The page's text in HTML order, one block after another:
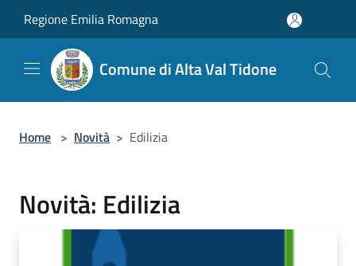
Regione Emilia Romagna
Comune di Alta Val Tidone
Home > Novità > Edilizia
Novità: Edilizia